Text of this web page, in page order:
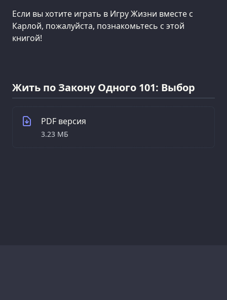
Если вы хотите играть в Игру Жизни вместе с
Карлой, пожалуйста, познакомьтесь с этой
книгой!
Жить по Закону Одного 101: Выбор
PDF версия
3.23 МБ